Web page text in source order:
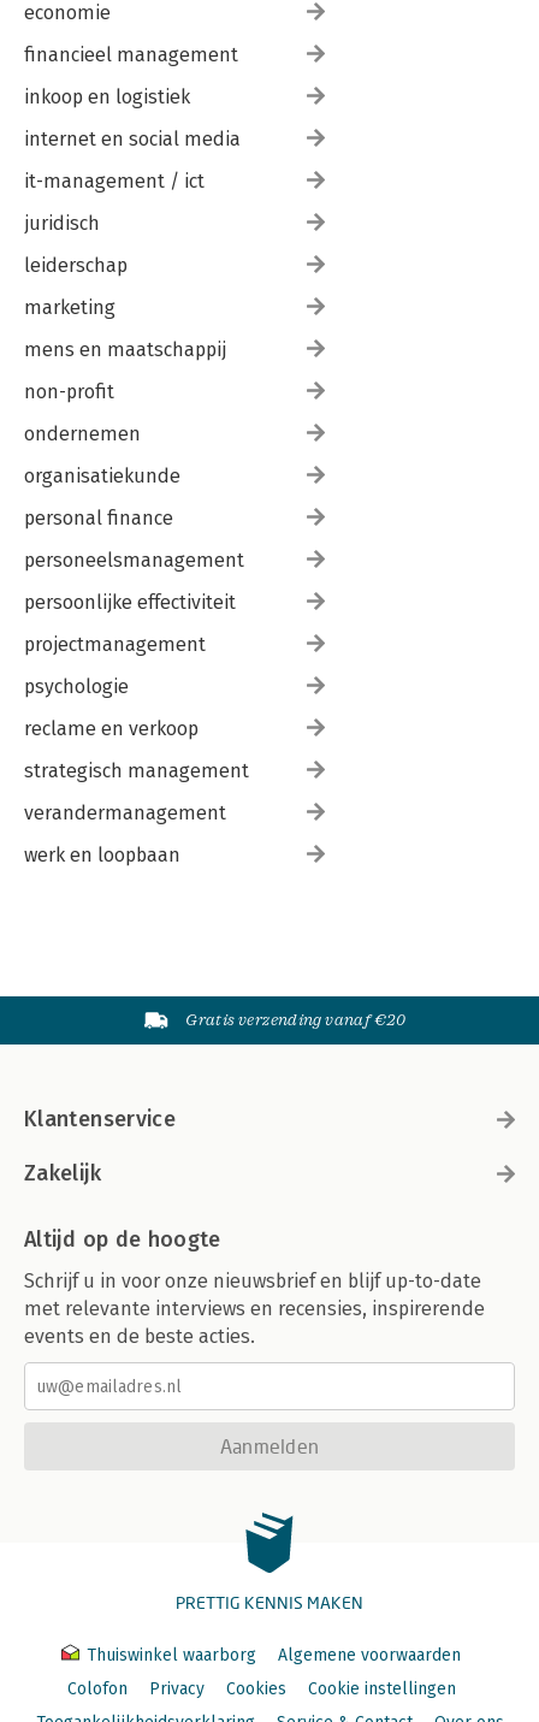
economie
financieel management
inkoop en logistiek
internet en social media
it-management / ict
juridisch
leiderschap
marketing
mens en maatschappij
non-profit
ondernemen
organisatiekunde
personal finance
personeelsmanagement
persoonlijke effectiviteit
projectmanagement
psychologie
reclame en verkoop
strategisch management
verandermanagement
werk en loopbaan
Gratis verzending vanaf €20
Klantenservice
Zakelijk
Altijd op de hoogte
Schrijf u in voor onze nieuwsbrief en blijf up-to-date
met relevante interviews en recensies, inspirerende
events en de beste acties.
Aanmelden
PRETTIG KENNIS MAKEN
Thuiswinkel waarborg
Algemene voorwaarden
Colofon
Privacy Cookies
Cookie instellingen